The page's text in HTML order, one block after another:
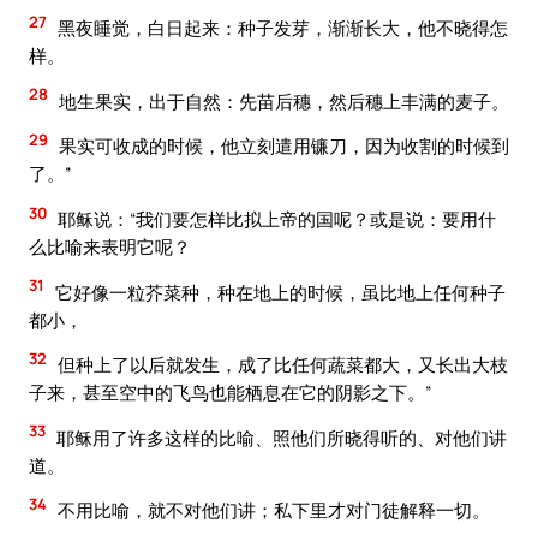
27 黑夜睡觉，白日起来：种子发芽，渐渐长大，他不晓得怎
样。
28 地生果实，出于自然：先苗后穗，然后穗上丰满的麦子。
29 果实可收成的时候，他立刻遣用镰刀，因为收割的时候到
了。”
30 耶稣说：“我们要怎样比拟上帝的国呢？或是说：要用什
么比喻来表明它呢？
31
它好像一粒芥菜种，种在地上的时候，虽比地上任何种子
都小，
32 但种上了以后就发生，成了比任何蔬菜都大，又长出大枝
子来，甚至空中的飞鸟也能栖息在它的阴影之下。”
33 耶稣用了许多这样的比喻、照他们所晓得听的、对他们讲
道。
34 不用比喻，就不对他们讲；私下里才对门徒解释一切。